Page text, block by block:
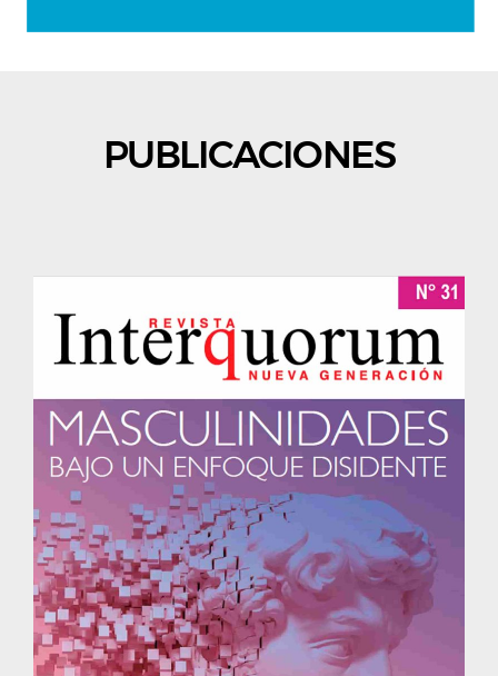
PUBLICACIONES